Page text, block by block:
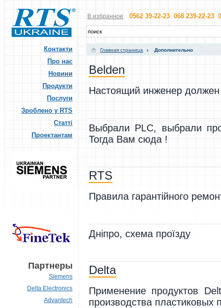
В избранное 0562 39-22-23 068 239-22-23
Контакти
Про нас
Новини
Продукти
Послуги
Зроблено у RTS
Статті
Проектантам
Партнеры
Siemens
Delta Electronics
Advantech
Главная страница Дополнительно
Belden
Настоящий инженер должен
Выбрали PLC, выбрали
Тогда Вам сюда !
RTS
Правила гарантійного
Дніпро, схема проїзду
Delta
Применение продуктов
производства пластиковых